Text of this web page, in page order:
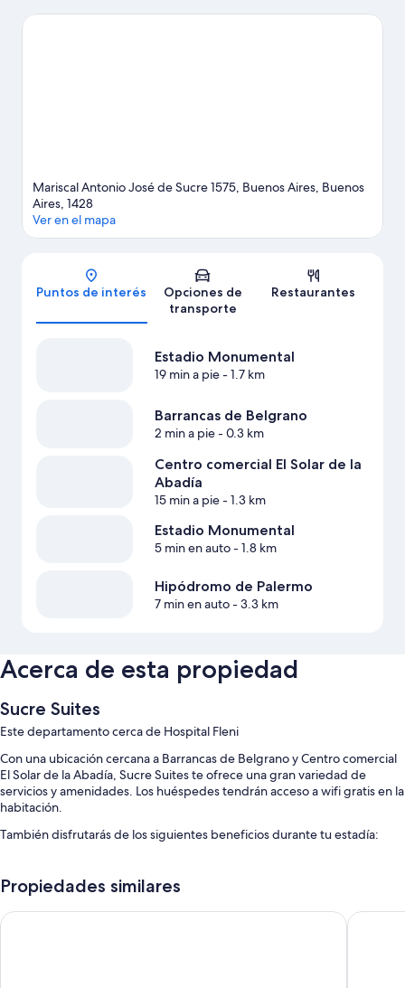
al calendario de actividades de Estadio Monumental o
Mariscal Antonio José de Sucre 1575, Buenos Aires, Buenos
Aires, 1428
Ver en el mapa
Puntos de interés
Opciones de
transporte
Restaurantes
Estadio Monumental
19 min a pie- 1.7 km
Barrancas de Belgrano
2 min a pie- 0.3 km
Centro comercial El Solar de la
Abadía
15 min a pie- 1.3 km
Estadio Monumental
5 min en auto- 1.8 km
Hipódromo de Palermo
7 min en auto- 3.3 km
Acerca de esta propiedad
Sucre Suites
Este departamento cerca de Hospital Fleni
Con una ubicación cercana a Barrancas de Belgrano y Centro comercial
El Solar de la Abadía, Sucre Suites te ofrece una gran variedad de
servicios y amenidades. Los huéspedes tendrán acceso a wifi gratis en la
habitación.
También disfrutarás de los siguientes beneficios durante tu estadía:
Un dispensador de agua y asistencia turística y para la compra de
Propiedades similares
Casa Joseph Libertador Sarum